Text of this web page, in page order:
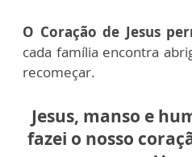
O Coração de Jesus
cada família encontra
recomeçar.
Jesus, manso e
fazei o nosso